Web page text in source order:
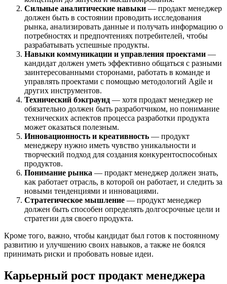
Сильные аналитические навыки — продакт менеджер
должен быть в состоянии проводить исследования
рынка, анализировать данные и получать информацию о
потребностях и предпочтениях потребителей, чтобы
разрабатывать успешные продукты.
Навыки коммуникации и управления проектами —
кандидат должен уметь эффективно общаться с разными
заинтересованными сторонами, работать в команде и
управлять проектами с помощью методологий Agile и
других инструментов.
Технический бэкграунд — хотя продакт менеджер не
обязательно должен быть разработчиком, но понимание
технических аспектов процесса разработки продукта
может оказаться полезным.
Инновационность и креативность — продукт
менеджеру нужно иметь чувство уникальности и
творческий подход для создания конкурентоспособных
продуктов.
Понимание рынка — продакт менеджер должен знать,
как работает отрасль, в которой он работает, и следить за
новыми тенденциями и инновациями.
Стратегическое мышление — продукт менеджер
должен быть способен определять долгосрочные цели и
стратегии для своего продукта.
Кроме того, важно, чтобы кандидат был готов к постоянному
развитию и улучшению своих навыков, а также не боялся
принимать риски и пробовать новые идеи.
Карьерный рост продакт менеджера